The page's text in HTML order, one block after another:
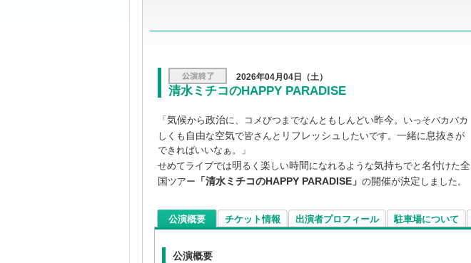
2026年04月04日（土）
清水ミチコのHAPPY PARADISE
「 気候から政治に、コメびつまでなんともしんどい昨今。いっそバカバカ
しくも 自由な空気で皆さんと リフレッシュ したいです。 一緒に息抜 きが
できればいいなぁ。」
せめてライブでは明 るく 楽 しい時間 になれるような気持ちでと 名付けた全
国 ツアー 「清水ミチコのHAPPY PARADISE」 の開催が決定 しました。
公演概要 チケット情報 出演者プロフィール 駐車場について
公演概要